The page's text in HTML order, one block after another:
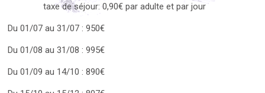
taxe de séjour: 0,90€ par adulte et par jour
Du 01/07 au 31/07 : 950€
Du 01/08 au 31/08 : 995€
Du 01/09 au 14/10 : 890€